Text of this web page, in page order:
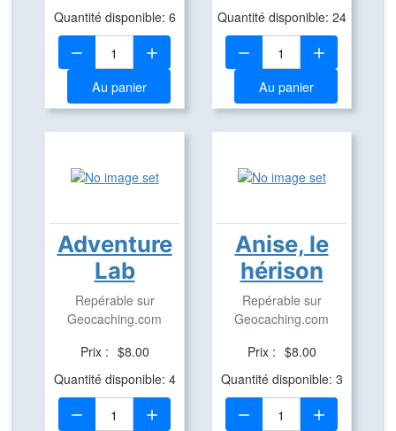
Quantité disponible: 6
Quantité:
Au panier
Quantité disponible: 24
Quantité:
Au panier
Adventure
Lab
Repérable sur
Geocaching.com
Prix : $8.00
Quantité disponible: 4
Quantité:
Anise, le
hérison
Repérable sur
Geocaching.com
Prix : $8.00
Quantité disponible: 3
Quantité: